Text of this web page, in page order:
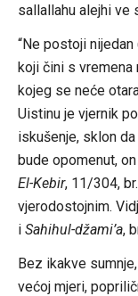
sallallahu alejhi ve
“Ne postoji
koji čini s vremena
kojeg se neće
Uistinu je vjernik
iskušenje, sklon
bude opomenut,
El-Kebir, 11/304,
vjerodostojnim.
i Sahihul-džami’a,
Bez ikakve
većoj mjeri,